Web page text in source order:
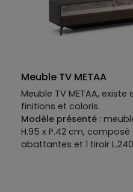
Meuble TV METAA
Meuble TV METAA,
finitions et coloris.
Modèle présenté :
H.95 x P.42 cm,
abattantes et 1 tiroir